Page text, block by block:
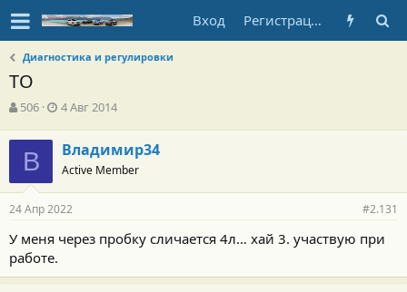
Вход Регистрация
Диагностика и регулировки
ТО
А
т
о
р
т
е
м
ы
506
Д
а
н
ч
а
л
4 Авг 2014
В Владимир34
Active Member
24 Апр 2022 #2.131
У меня через пробку сличается 4л… хай 3. участвую при
работе.